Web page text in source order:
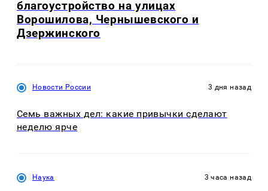
благоустройство на улицах
Ворошилова, Чернышевского и
Дзержинского
Новости России 3 дня назад
Семь важных дел: какие привычки сделают
неделю ярче
Наука 3 часа назад